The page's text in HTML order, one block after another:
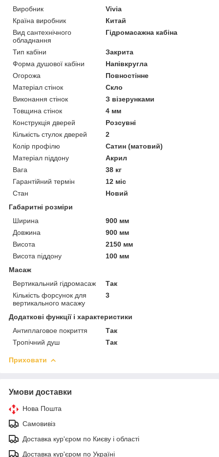
Виробник
Vivia
Країна виробник
Китай
Вид сантехнічного
обладнання
Гідромасажна кабіна
Тип кабіни
Закрита
Форма душової кабіни
Напівкругла
Огорожа
Повностінне
Матеріал стінок
Скло
Виконання стінок
З візерунками
Товщина стінок
4 мм
Конструкція дверей
Розсувні
Кількість стулок дверей
2
Колір профілю
Сатин (матовий)
Матеріал піддону
Акрил
Вага
38 кг
Гарантійний термін
12 міс
Стан
Новий
Габаритні розміри
Ширина
900 мм
Довжина
900 мм
Висота
2150 мм
Висота піддону
100 мм
Масаж
Вертикальний гідромасаж
Так
Кількість форсунок для
вертикального масажу
3
Додаткові функції і характеристики
Антиплаговое покриття
Так
Тропічний душ
Так
Приховати
Умови доставки
Нова Пошта
Самовивіз
Доставка кур'єром по Києву і області
Доставка кур'єром по Україні